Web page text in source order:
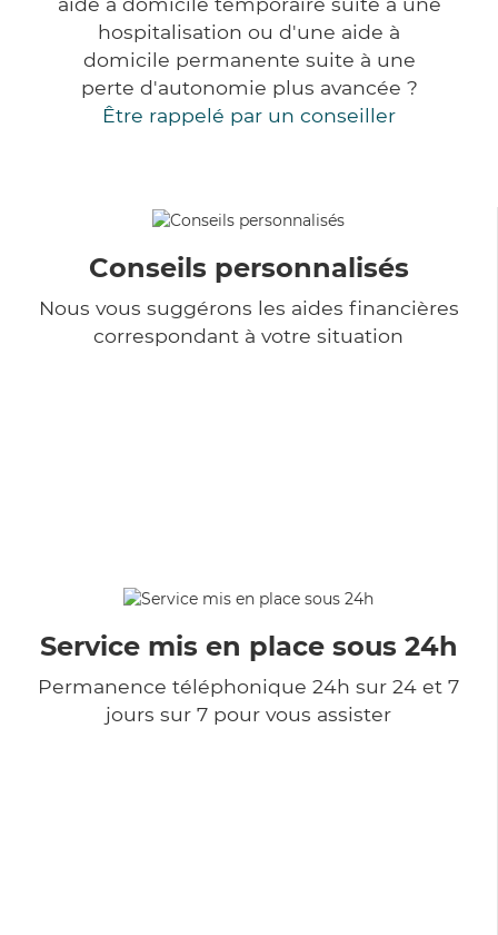
hospitalisation ou d'une aide à
domicile permanente suite à une
perte d'autonomie plus avancée ?
Être rappelé par un conseiller
Conseils personnalisés
Nous vous suggérons les aides financières
correspondant à votre situation
Service mis en place sous 24h
Permanence téléphonique 24h sur 24 et 7
jours sur 7 pour vous assister